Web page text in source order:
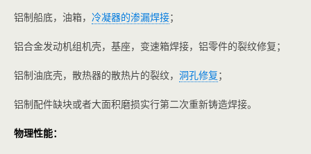
铝制船底，油箱， 冷凝器的渗漏焊接；
铝合金发动机组机壳，基座，变速箱焊接，铝零件的裂纹修复；
铝制油底壳，散热器的散热片的裂纹， 洞孔修复；
铝制配件缺块或者大面积磨损实行第二次重新铸造焊接。
物理性能：